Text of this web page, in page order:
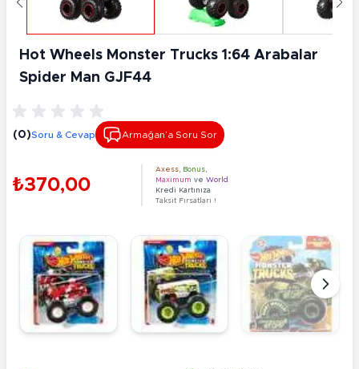
Hot Wheels Monster Trucks 1:64 Arabalar
Spider Man GJF44
(0)Soru & Cevap Armağan’a Soru Sor
₺370,00
Axess Bonus
Maximum ve World
Kredi Kartınıza
Taksit Fırsatları !